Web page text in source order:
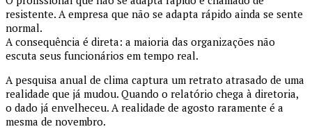
resistente. A empresa que não se adapta rápido ainda se sente
normal.
A consequência é direta: a maioria das organizações não
escuta seus funcionários em tempo real.
A pesquisa anual de clima captura um retrato atrasado de uma
realidade que já mudou. Quando o relatório chega à diretoria,
o dado já envelheceu. A realidade de agosto raramente é a
mesma de novembro.